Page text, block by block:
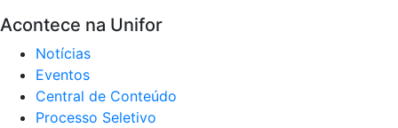
Acontece na Unifor
Notícias
Eventos
Central de Conteúdo
Processo Seletivo